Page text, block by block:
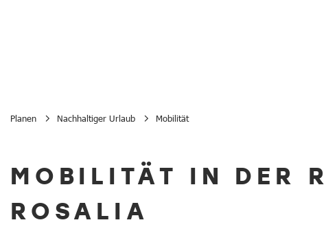
Planen Nachhaltiger Urlaub Mobilität
Mobilität
MOBILITÄT IN DER
ROSALIA